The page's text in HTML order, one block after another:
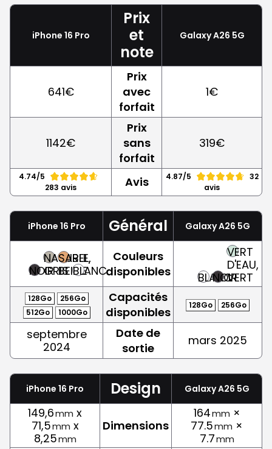
iPhone 16 Pro
Prix
et
note
Galaxy A26 5G
641€
Prix
avec
forfait
1€
1142€
Prix
sans
forfait
319€
4.74/5
283 avis
Avis 4.87/5
32
avis
iPhone 16 Pro Général Galaxy A26 5G
NOIR
NATUREL,
GRIS
SABLE,
BEIGEBLANC
Couleurs
disponibles
BLANC
NOIR
VERT
D'EAU,
VERT
128Go
256Go
512Go
1000Go
Capacités
disponibles
128Go 256Go
septembre
2024
Date de
sortie
mars 2025
iPhone 16 Pro Design Galaxy A26 5G
149,6mm x
71,5mm x
8,25mm
Dimensions
164mm ×
77.5mm ×
7.7mm